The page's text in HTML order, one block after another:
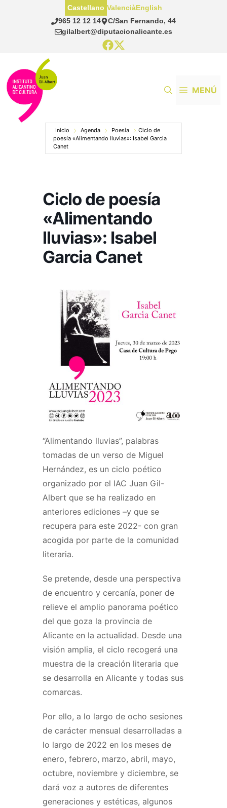
965 12 12 14
C/San Fernando, 44
gilalbert@diputacionalicante.es
Castellano ValenciàEnglish
MENÚ
Inicio Agenda Poesía
Ciclo de
poesía «Alimentando lluvias»: Isabel Garcia
Canet
Ciclo de poesía
«Alimentando
lluvias»: Isabel
Garcia Canet
“Alimentando lluvias”, palabras
tomadas de un verso de Miguel
Hernández, es un ciclo poético
organizado por el IAC Juan Gil-
Albert que se ha realizado en
anteriores ediciones –y que se
recupera para este 2022- con gran
acogida por parte de la comunidad
literaria.
Se pretende, desde una perspectiva
de encuentro y cercanía, poner de
relieve el amplio panorama poético
del que goza la provincia de
Alicante en la actualidad. Desde una
visión amplia, el ciclo recogerá una
muestra de la creación literaria que
se desarrolla en Alicante y todas sus
comarcas.
Por ello, a lo largo de ocho sesiones
de carácter mensual desarrolladas a
lo largo de 2022 en los meses de
enero, febrero, marzo, abril, mayo,
octubre, noviembre y diciembre, se
dará voz a autores de diferentes
generaciones y estéticas, algunos